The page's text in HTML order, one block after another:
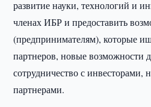
развитие науки, технологий и
членах ИБР и предоставить
(предпринимателям), которые
партнеров, новые возможности
сотрудничество с инвесторами,
партнерами.